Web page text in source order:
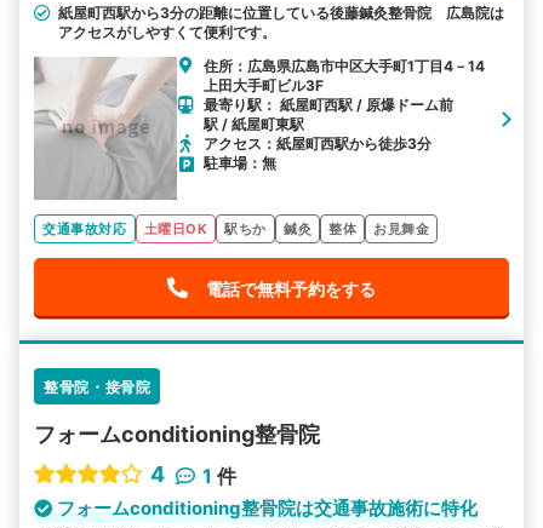
紙屋町西駅から3分の距離に位置している後藤鍼灸整骨院 広島院は
アクセスがしやすくて便利です。
住所：広島県広島市中区大手町1丁目4－14
上田大手町ビル3F
最寄り駅： 紙屋町西駅 / 原爆ドーム前
駅 / 紙屋町東駅
アクセス：紙屋町西駅から徒歩3分
駐車場：無
交通事故対応 土曜日OK 駅ちか 鍼灸 整体 お見舞金
電話で無料予約をする
整骨院・接骨院
フォームconditioning整骨院
4
1 件
フォームconditioning整骨院は交通事故施術に特化